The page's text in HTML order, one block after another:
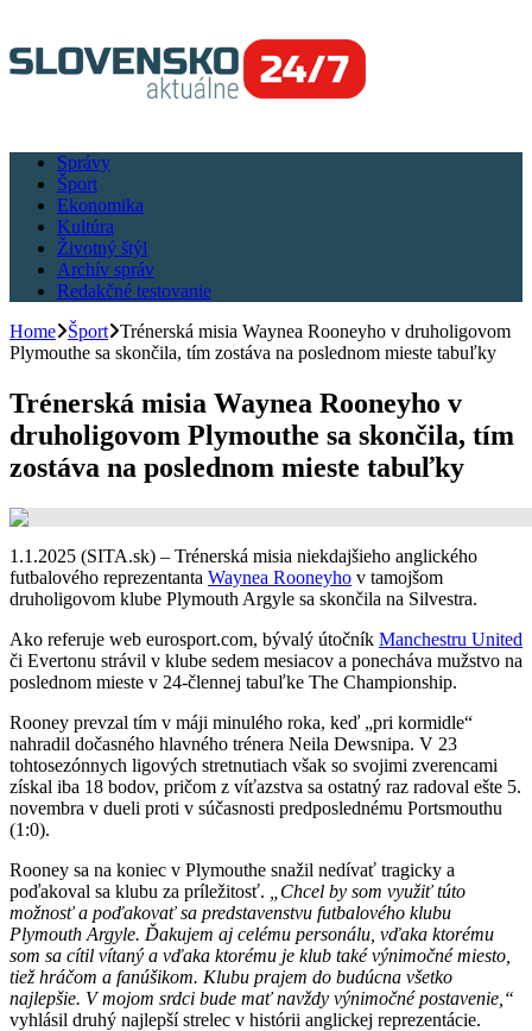
Správy
Šport
Ekonomika
Kultúra
Životný štýl
Archív správ
Redakčné testovanie
Home
Šport Trénerská misia Waynea Rooneyho v druholigovom
Plymouthe sa skončila, tím zostáva na poslednom mieste tabuľky
Trénerská misia Waynea Rooneyho v
druholigovom Plymouthe sa skončila, tím
zostáva na poslednom mieste tabuľky
1.1.2025 (SITA.sk) – Trénerská misia niekdajšieho anglického
futbalového reprezentanta Waynea Rooneyho v tamojšom
druholigovom klube Plymouth Argyle sa skončila na Silvestra.
Ako referuje web eurosport.com, bývalý útočník Manchestru United
či Evertonu strávil v klube sedem mesiacov a ponecháva mužstvo na
poslednom mieste v 24-člennej tabuľke The Championship.
Rooney prevzal tím v máji minulého roka, keď „pri kormidle“
nahradil dočasného hlavného trénera Neila Dewsnipa. V 23
tohtosezónnych ligových stretnutiach však so svojimi zverencami
získal iba 18 bodov, pričom z víťazstva sa ostatný raz radoval ešte 5.
novembra v dueli proti v súčasnosti predposlednému Portsmouthu
(1:0).
Rooney sa na koniec v Plymouthe snažil nedívať tragicky a
poďakoval sa klubu za príležitosť.
„Chcel by som využiť túto
možnosť a poďakovať sa predstavenstvu futbalového klubu
Plymouth Argyle. Ďakujem aj celému personálu, vďaka ktorému
som sa cítil vítaný a vďaka ktorému je klub také výnimočné miesto,
tiež hráčom a fanúšikom. Klubu prajem do budúcna všetko
najlepšie. V mojom srdci bude mať navždy výnimočné postavenie,“
vyhlásil druhý najlepší strelec v histórii anglickej reprezentácie.